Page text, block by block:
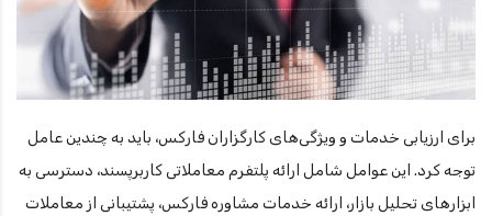
برای ارزیابی خدمات و ویژگی‌های کارگزاران فارکس، باید به چندین عامل
توجه کرد. این عوامل شامل ارائه پلتفرم معاملاتی کاربرپسند، دسترسی به
ابزارهای تحلیل بازار، ارائه خدمات مشاوره فارکس، پشتیبانی از معاملات